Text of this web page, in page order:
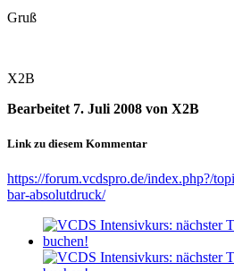
Gruß
X2B
Bearbeitet 7. Juli 2008 von X2B
Link zu diesem Kommentar
https://forum.vcdspro.de/index.php?/
bar-absolutdruck/